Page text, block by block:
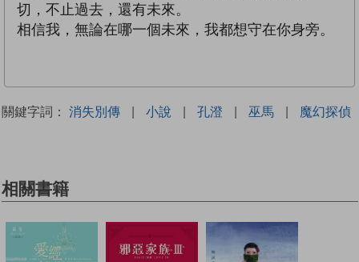
切，不止過去，還有未來。
相信我，無論在哪一個未來，我都想守在你身旁。
關鍵字詞： 消失別傳 | 小說 | 孔澄 | 巫馬 | 魔幻探偵
相關書籍